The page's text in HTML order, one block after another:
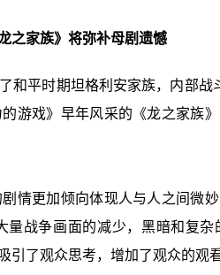
龙之家族》将弥补母剧遗憾
平时期坦格利安家族，内部战
游戏》早年风采的《龙之家族
情更加倾向体现人与人之间微
战争画面的减少，黑暗和复
引了观众思考，增加了观众的观